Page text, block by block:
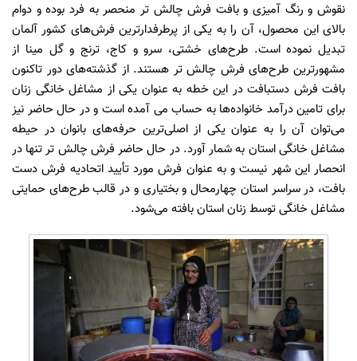
نقوش و رنگ آمیزی و بافت فرش چالش تر منحصر به فرد بوده و دوام
بالای این محصول، آن را به یکی از پرطرفدارترین فرش‌های کشور آلمان
تبدیل نموده است. طرح‌های خشتی، سرو و کاج، ترنج و گل مینا از
مشهورترین طرح‌های فرش چالش تر هستند. از گذشته‌های دور تاکنون
بافت فرش دستبافت در این خطه به عنوان یکی از مشاغل خانگی زنان
برای تامین درآمد خانواده‌ها به حساب می آمده است و در حال حاضر نیز
می‌توان آن را به عنوان یکی از اصلی‌ترین حرفه‌های بانوان در حیطه
مشاغل خانگی استان به شمار آورد. در حال حاضر فرش چالش تر تنها در
انحصار این شهر نیست و به عنوان فرش مورد تأیید اتحادیه فرش دست
بافت، در سراسر استان چهارمحال و بختیاری و در قالب طرح‌های حمایتی
مشاغل خانگی توسط زنان استان بافته می‌شود.